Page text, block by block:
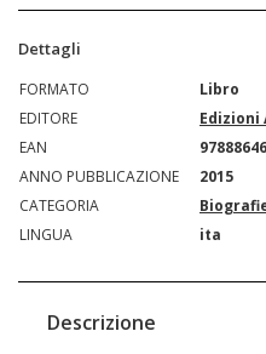
Dettagli
FORMATO
Libro
EDITORE
EAN
ANNO PUBBLICAZIONE
2015
CATEGORIA
LINGUA
ita
Descrizione